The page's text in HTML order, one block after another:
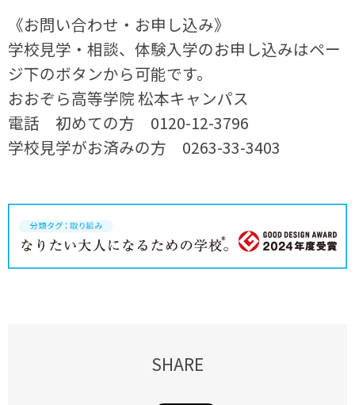
《お問い合わせ・お申し込み》
学校見学・相談、体験入学のお申し込みはペー
ジ下のボタンから可能です。
おおぞら高等学院 松本キャンパス
電話 初めての方 0120-12-3796
学校見学がお済みの方 0263-33-3403
SHARE